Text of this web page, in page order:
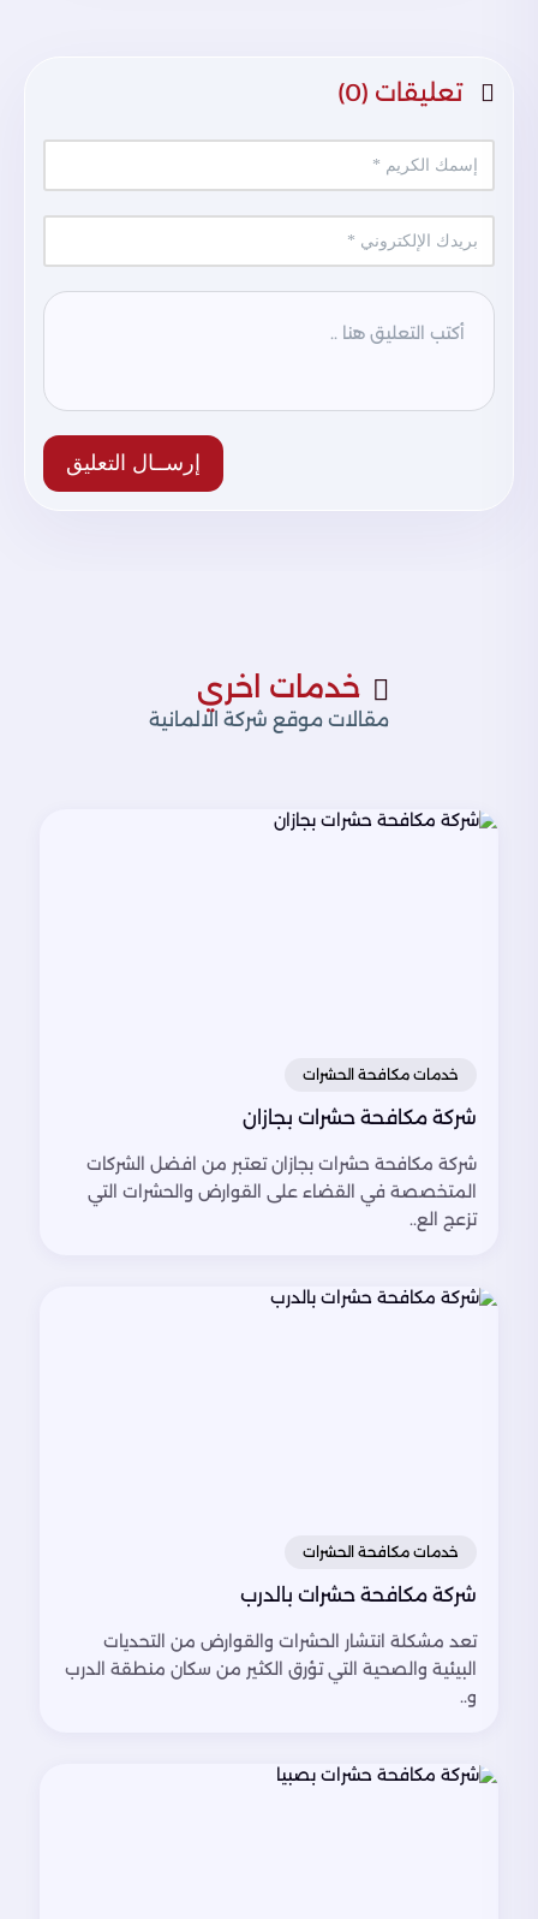
تعليقات (0)
إرســال التعليق
خدمات اخري
مقالات موقع شركة الالمانية
خدمات مكافحة الحشرات
شركة مكافحة حشرات بجازان
شركة مكافحة حشرات بجازان تعتبر من افضل الشركات
المتخصصة في القضاء على القوارض والحشرات التي
تزعج الع..
خدمات مكافحة الحشرات
شركة مكافحة حشرات بالدرب
تعد مشكلة انتشار الحشرات والقوارض من التحديات
البيئية والصحية التي تؤرق الكثير من سكان منطقة الدرب
و..